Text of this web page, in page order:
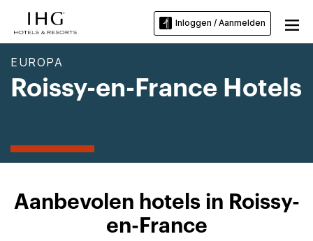
Inloggen / Aanmelden
EUROPA
Roissy-en-France Hotels
Aanbevolen hotels in Roissy-
en-France